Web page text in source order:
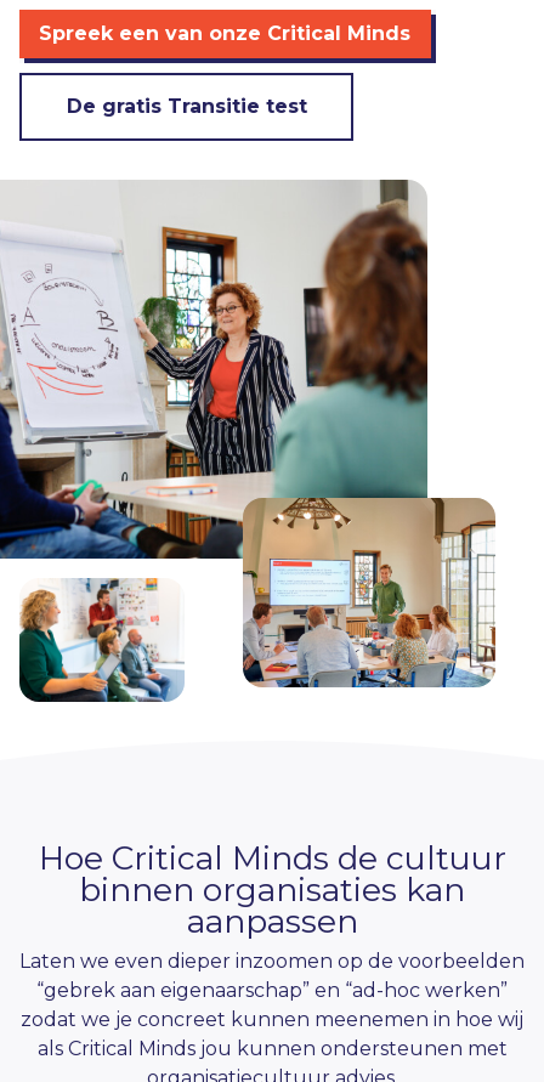
Spreek een van onze Critical Minds
De gratis Transitie test
Hoe Critical Minds de cultuur
binnen organisaties kan
aanpassen
Laten we even dieper inzoomen op de voorbeelden
“gebrek aan eigenaarschap” en “ad-hoc werken”
zodat we je concreet kunnen meenemen in hoe wij
als Critical Minds jou kunnen ondersteunen met